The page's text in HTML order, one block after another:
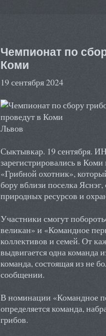
Чемпионат по
Коми
19 сентября 2024
Львов
Сыктывкар. 19
зарегистрировались в
«Грибной охотник»,
бору вблизи поселка
природных ресурсов и
Участники смогут
великан» и «Командное
коллективов и семей. От
выдвигается одна команда
команда, состоящая из не
сообщении.
В номинации «Командное
определяется команда,
грибов.